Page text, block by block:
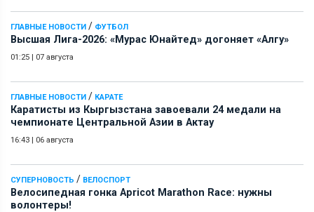
ГЛАВНЫЕ НОВОСТИ / ФУТБОЛ
Высшая Лига-2026: «Мурас Юнайтед» догоняет «Алгу»
01:25 | 07 августа
ГЛАВНЫЕ НОВОСТИ / КАРАТЕ
Каратисты из Кыргызстана завоевали 24 медали на
чемпионате Центральной Азии в Актау
16:43 | 06 августа
СУПЕРНОВОСТЬ / ВЕЛОСПОРТ
Велосипедная гонка Apricot Marathon Race: нужны
волонтеры!